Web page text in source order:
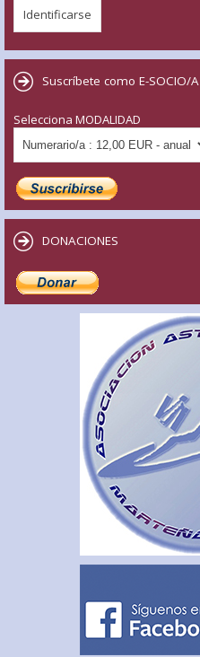
Suscríbete como E-SOCIO/A
Selecciona MODALIDAD
DONACIONES